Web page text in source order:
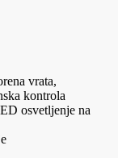
vrata,
kontrola
osvetljenje na